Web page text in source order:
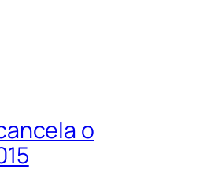
o